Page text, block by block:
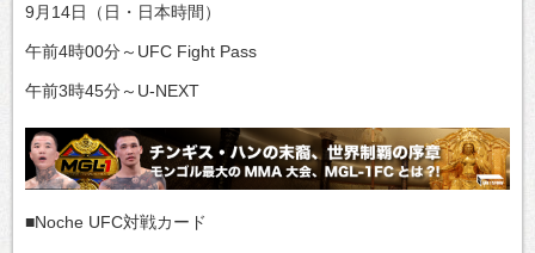
9月14日（日・日本時間）
午前4時00分～UFC Fight Pass
午前3時45分～U-NEXT
■Noche UFC対戦カード